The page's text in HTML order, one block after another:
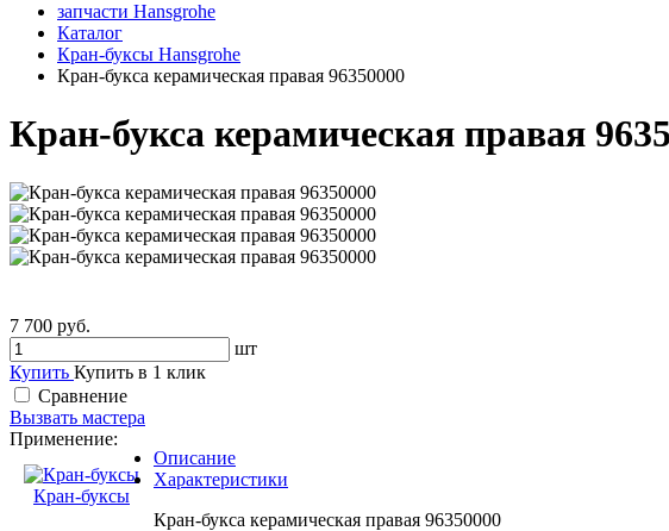
запчасти Hansgrohe
Каталог
Кран-буксы Hansgrohe
Кран-букса керамическая правая 96350000
Кран-букса керамическая правая
7 700 руб.
шт
Купить Купить в 1 клик
Сравнение
Вызвать мастера
Применение:
Кран-буксы
Описание
Характеристики
Кран-букса керамическая правая 96350000